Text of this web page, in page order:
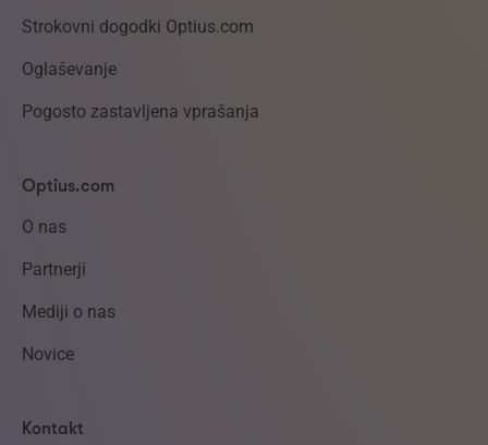
Strokovni dogodki Optius.com
Oglaševanje
Pogosto zastavljena vprašanja
Optius.com
O nas
Partnerji
Mediji o nas
Novice
Kontakt